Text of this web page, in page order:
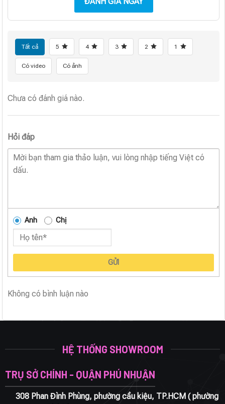
Tất cả 5 4 3 2 1
Có video Có ảnh
Chưa có đánh giá nào.
Hỏi đáp
Anh Chị
GỬI
Không có bình luận nào
HỆ THỐNG SHOWROOM
TRỤ SỞ CHÍNH - QUẬN PHÚ NHUẬN
308 Phan Đình Phùng, phường cầu kiệu, TP.HCM ( phường